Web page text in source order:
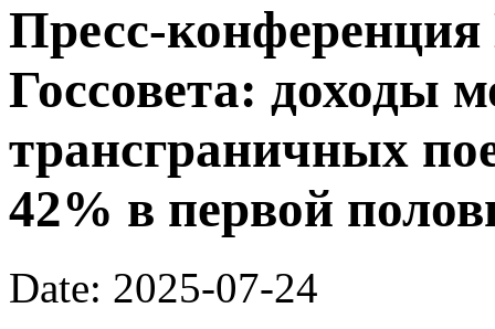
Пресс-
Госсовета: доходы
трансграничных
42% в первой
Date: 2025-07-24